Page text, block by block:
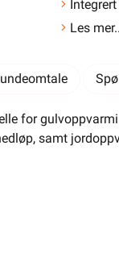
Les
for
samt